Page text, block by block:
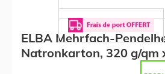
ELBA Mehrfach-
Natronkarton, 320 g/qm